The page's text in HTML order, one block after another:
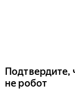
Подтвердите,
не робот